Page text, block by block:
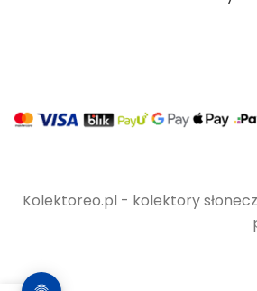
Kolektoreo.pl - kolektory